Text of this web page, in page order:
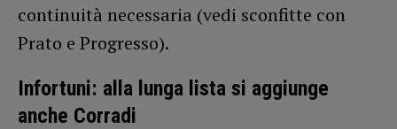
continuità necessaria (vedi sconfitte con
Prato e Progresso).
Infortuni: alla lunga lista si aggiunge
anche Corradi